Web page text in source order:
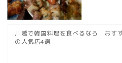
川越で韓国料理を食べるなら！おす
の人気店4選